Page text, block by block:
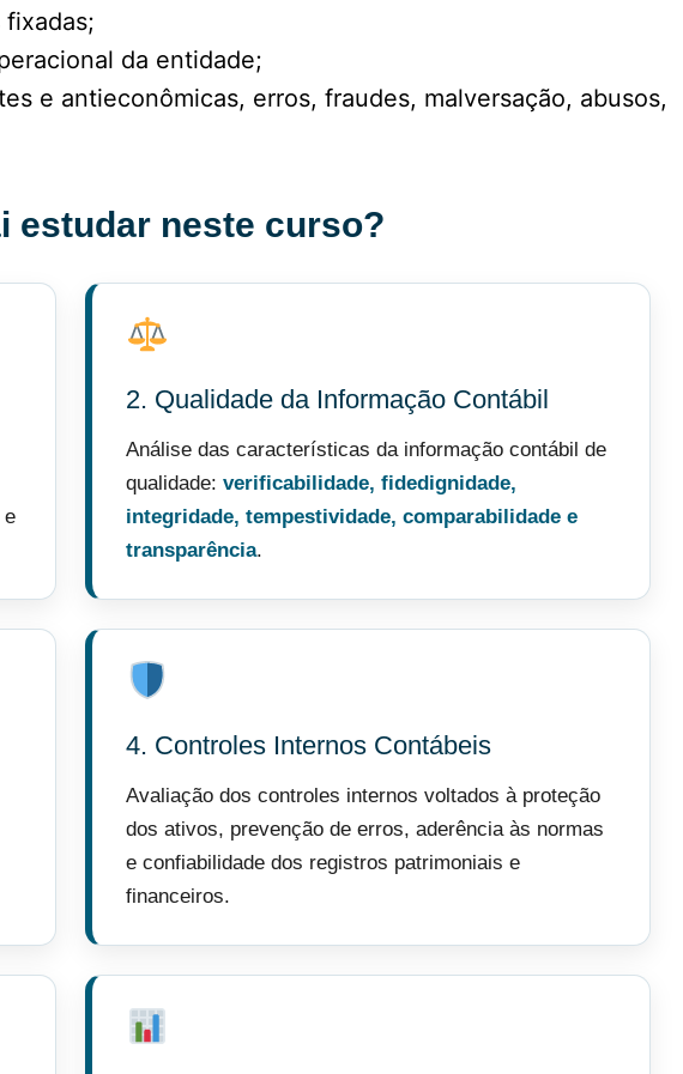
fixadas;
da entidade;
e antieconômicas, erros, fraudes, malversação, abusos,
estudar neste curso?
e
2. Qualidade da Informação Contábil
Análise das características da informação contábil de
qualidade: verificabilidade, fidedignidade,
integridade, tempestividade, comparabilidade e
transparência.
4. Controles Internos Contábeis
Avaliação dos controles internos voltados à proteção
dos ativos, prevenção de erros, aderência às normas
e confiabilidade dos registros patrimoniais e
financeiros.